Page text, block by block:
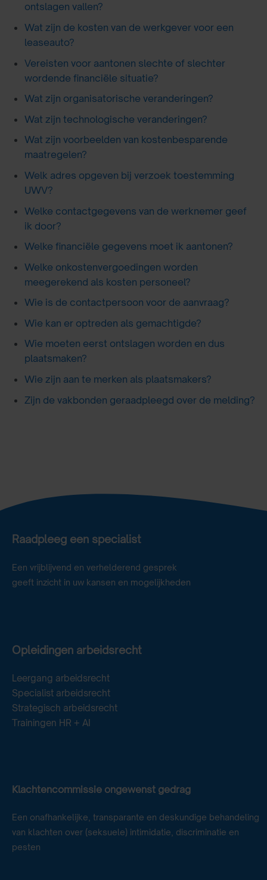
ontslagen vallen?
Wat zijn de kosten van de werkgever voor een
leaseauto?
Vereisten voor aantonen slechte of slechter
wordende financiële situatie?
Wat zijn organisatorische veranderingen?
Wat zijn technologische veranderingen?
Wat zijn voorbeelden van kostenbesparende
maatregelen?
Welk adres opgeven bij verzoek toestemming
UWV?
Welke contactgegevens van de werknemer geef
ik door?
Welke financiële gegevens moet ik aantonen?
Welke onkostenvergoedingen worden
meegerekend als kosten personeel?
Wie is de contactpersoon voor de aanvraag?
Wie kan er optreden als gemachtigde?
Wie moeten eerst ontslagen worden en dus
plaatsmaken?
Wie zijn aan te merken als plaatsmakers?
Zijn de vakbonden geraadpleegd over de melding?
Raadpleeg een specialist
Een vrijblijvend en verhelderend gesprek
geeft inzicht in uw kansen en mogelijkheden
Opleidingen arbeidsrecht
Leergang arbeidsrecht
Specialist arbeidsrecht
Strategisch arbeidsrecht
Trainingen HR + AI
Klachtencommissie ongewenst gedrag
Een onafhankelijke, transparante en deskundige behandeling
van klachten over (seksuele) intimidatie, discriminatie en
pesten